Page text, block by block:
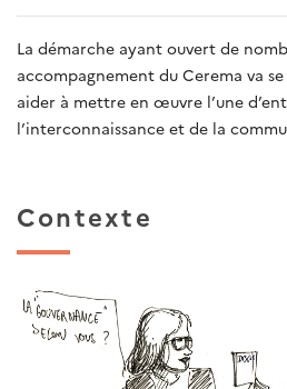
La démarche ayant ouvert de
accompagnement du Cerema va
aider à mettre en œuvre l’une
l’interconnaissance et de la
Contexte